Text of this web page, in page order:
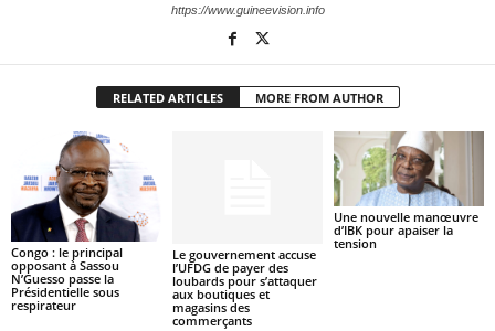
https://www.guineevision.info
RELATED ARTICLES MORE FROM AUTHOR
Congo : le principal
opposant à Sassou
N’Guesso passe la
Présidentielle sous
respirateur
Le gouvernement accuse
l’UFDG de payer des
loubards pour s’attaquer
aux boutiques et
magasins des
commerçants
Une nouvelle manœuvre
d’IBK pour apaiser la
tension